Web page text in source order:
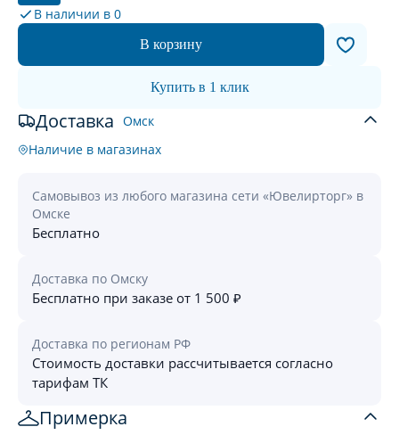
В наличии в 0
В корзину
Купить в 1 клик
Доставка Омск
Наличие в магазинах
Самовывоз из любого магазина сети «Ювелирторг» в
Омске
Бесплатно
Доставка по Омску
Бесплатно при заказе от 1 500 ₽
Доставка по регионам РФ
Стоимость доставки рассчитывается согласно
тарифам ТК
Примерка